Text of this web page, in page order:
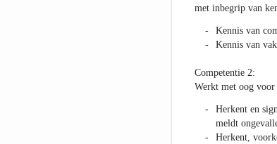
met inbegrip van
Kennis van
Kennis van
Competentie 2:
Werkt met oog
Herkent en
meldt
Herkent,